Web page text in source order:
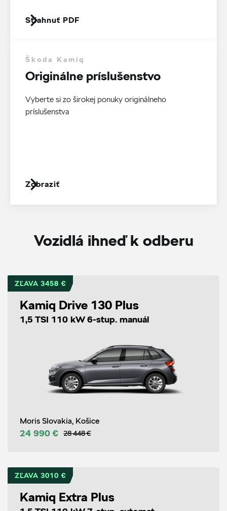
Stiahnuť PDF
Škoda Kamiq
Originálne príslušenstvo
Vyberte si zo širokej ponuky originálneho
príslušenstva
Zobraziť
Vozidlá ihneď k odberu
ZĽAVA 3458 €
Kamiq Drive 130 Plus
1,5 TSI 110 kW 6-stup. manuál
Moris Slovakia, Košice
24 990 € 28 448 €
ZĽAVA 3010 €
Kamiq Extra Plus